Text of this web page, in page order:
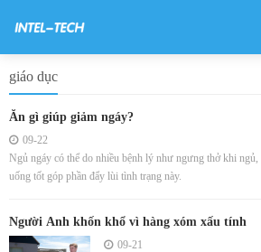
giáo dục
Ăn gì giúp giảm ngáy?
09-22
Ngủ ngáy có thể do nhiều bệnh lý như ngưng thở khi ngủ,
uống tốt góp phần đẩy lùi tình trạng này.
Người Anh khốn khổ vì hàng xóm xấu tính
09-21